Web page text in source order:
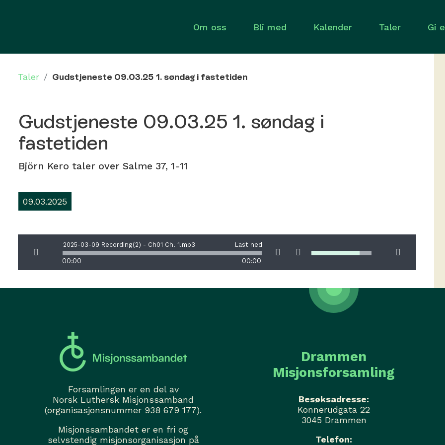
Om oss Bli med Kalender Taler Gi
Taler / Gudstjeneste 09.03.25 1. søndag i fastetiden
Gudstjeneste 09.03.25 1. søndag i
fastetiden
Björn Kero taler over Salme 37, 1-11
09.03.2025
00:00 00:00
2025-03-09 Recording(2) - Ch01 Ch. 1.mp3 Last ned
Forsamlingen er en del av
Norsk Luthersk Misjonssamband
(organisasjonsnummer 938 679 177).
Misjonssambandet er en fri og
selvstendig misjonsorganisasjon på
Drammen
Misjonsforsamling
Besøksadresse:
Konnerudgata 22
3045 Drammen
Telefon: